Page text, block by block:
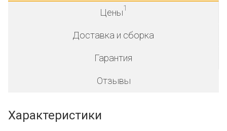
Цены1
Доставка и сборка
Гарантия
Отзывы
Характеристики